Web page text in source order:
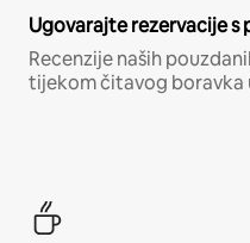
Ugovarajte rezervacije s
Recenzije naših
tijekom čitavog boravka